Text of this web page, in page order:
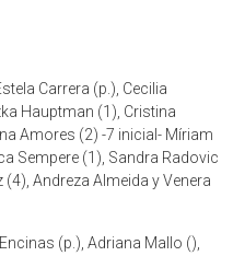
Carrera (p.), Cecilia
Hauptman (1), Cristina
Amores (2) -7 inicial- Míriam
Sempere (1), Sandra Radovic
Andreza Almeida y Venera
(p.), Adriana Mallo (),